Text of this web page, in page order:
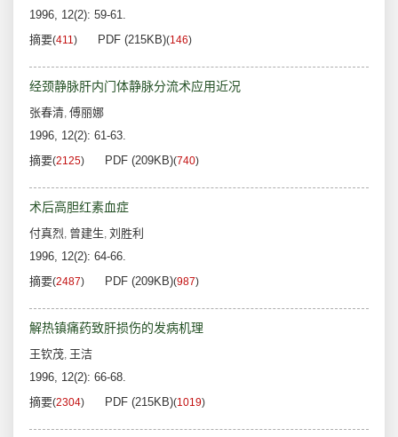
1996, 12(2): 59-61.
摘要(411) PDF (215KB)(146)
经颈静脉肝内门体静脉分流术应用近况
张春清, 傅丽娜
1996, 12(2): 61-63.
摘要(2125) PDF (209KB)(740)
术后高胆红素血症
付真烈, 曾建生, 刘胜利
1996, 12(2): 64-66.
摘要(2487) PDF (209KB)(987)
解热镇痛药致肝损伤的发病机理
王钦茂, 王洁
1996, 12(2): 66-68.
摘要(2304) PDF (215KB)(1019)